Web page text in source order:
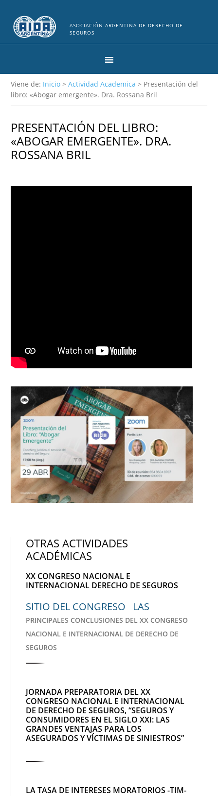
ASOCIACIÓN ARGENTINA DE DERECHO DE
SEGUROS
Viene de: Inicio>Actividad Academica > Presentación del
libro: «Abogar emergente». Dra. Rossana Bril
PRESENTACIÓN DEL LIBRO:
«ABOGAR EMERGENTE». DRA.
ROSSANA BRIL
OTRAS ACTIVIDADES
ACADÉMICAS
XX CONGRESO NACIONAL E
INTERNACIONAL DERECHO DE SEGUROS
SITIO DEL CONGRESO LAS
PRINCIPALES CONCLUSIONES DEL XX CONGRESO
NACIONAL E INTERNACIONAL DE DERECHO DE
SEGUROS
JORNADA PREPARATORIA DEL XX
CONGRESO NACIONAL E INTERNACIONAL
DE DERECHO DE SEGUROS, “SEGUROS Y
CONSUMIDORES EN EL SIGLO XXI: LAS
GRANDES VENTAJAS PARA LOS
ASEGURADOS Y VÍCTIMAS DE SINIESTROS”
LA TASA DE INTERESES MORATORIOS -TIM-